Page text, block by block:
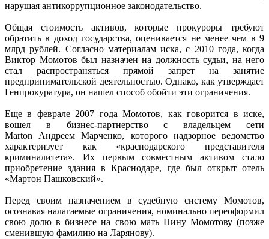
нарушая антикоррупционное законодательство.
Общая стоимость активов, которые прокуроры требуют
обратить в доход государства, оценивается не менее чем в 9
млрд рублей. Согласно материалам иска, с 2010 года, когда
Виктор Момотов был назначен на должность судьи, на него
стал распространяться прямой запрет на занятие
предпринимательской деятельностью. Однако, как утверждает
Генпрокуратура, он нашел способ обойти эти ограничения.
Еще в феврале 2007 года Момотов, как говорится в иске,
вошел в бизнес-партнерство с владельцем сети
Marton Андреем Марченко, которого надзорное ведомство
характеризует как «краснодарского представителя
криминалитета». Их первым совместным активом стало
приобретение здания в Краснодаре, где был открыт отель
«Мартон Пашковский».
Перед своим назначением в судебную систему Момотов,
осознавая налагаемые ограничения, номинально переоформил
свою долю в бизнесе на свою мать Нину Момотову (позже
сменившую фамилию на Ларянову).